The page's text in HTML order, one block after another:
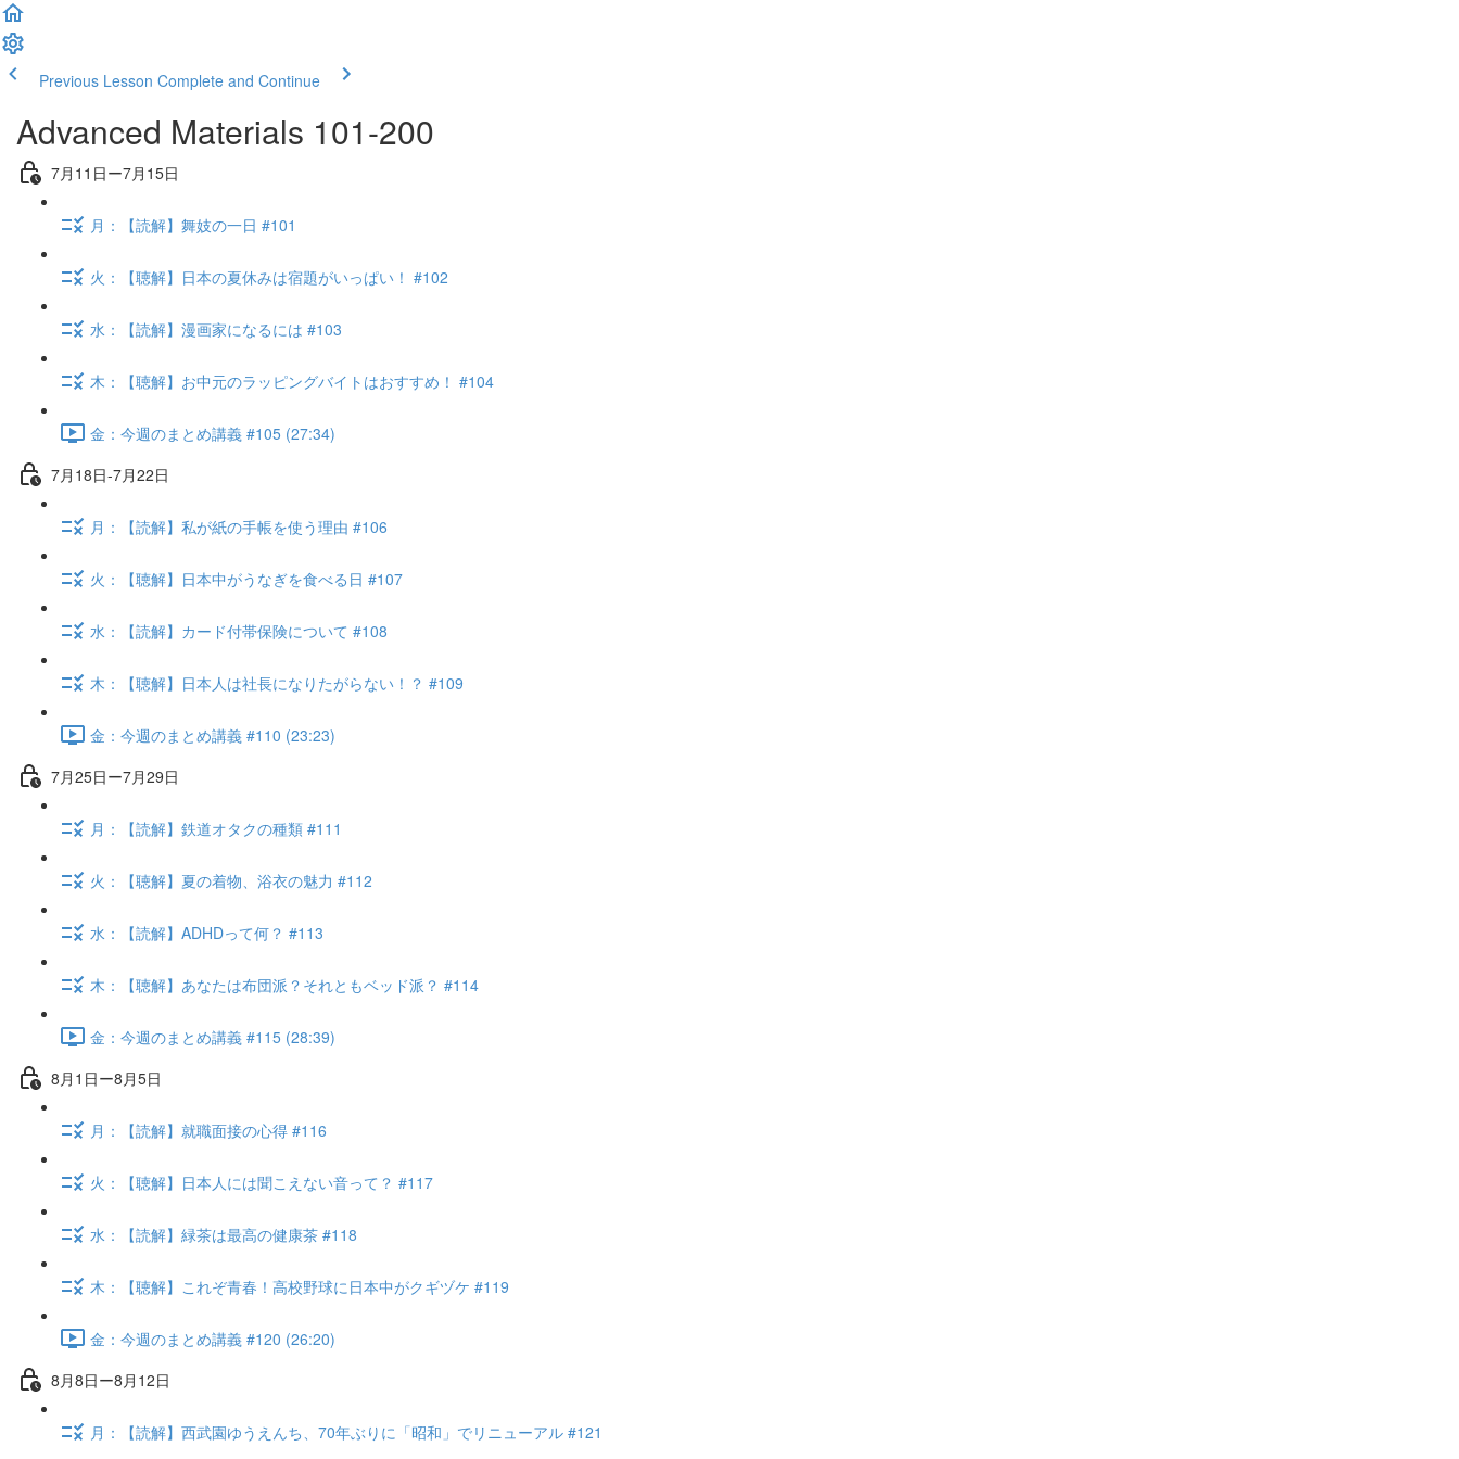
Previous Lesson Complete and Continue
Advanced Materials 101-200
7月11日ー7月15日
月：【読解】舞妓の一日 #101
火：【聴解】日本の夏休みは宿題がいっぱい！ #102
水：【読解】漫画家になるには #103
木：【聴解】お中元のラッピングバイトはおすすめ！ #104
金：今週のまとめ講義 #105 (27:34)
7月18日-7月22日
月：【読解】私が紙の手帳を使う理由 #106
火：【聴解】日本中がうなぎを食べる日 #107
水：【読解】カード付帯保険について #108
木：【聴解】日本人は社長になりたがらない！？ #109
金：今週のまとめ講義 #110 (23:23)
7月25日ー7月29日
月：【読解】鉄道オタクの種類 #111
火：【聴解】夏の着物、浴衣の魅力 #112
水：【読解】ADHDって何？ #113
木：【聴解】あなたは布団派？それともベッド派？ #114
金：今週のまとめ講義 #115 (28:39)
8月1日ー8月5日
月：【読解】就職面接の心得 #116
火：【聴解】日本人には聞こえない音って？ #117
水：【読解】緑茶は最高の健康茶 #118
木：【聴解】これぞ青春！高校野球に日本中がクギヅケ #119
金：今週のまとめ講義 #120 (26:20)
8月8日ー8月12日
月：【読解】西武園ゆうえんち、70年ぶりに「昭和」でリニューアル #121